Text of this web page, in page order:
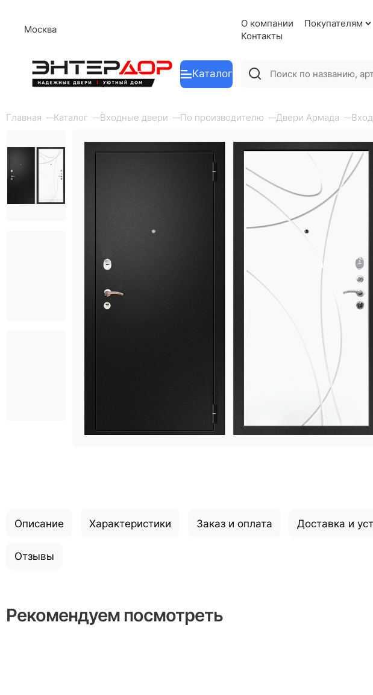
Москва
О компании Покупателям
Контакты
Каталог
Главная Каталог Входные двери По производителю Двери Армада
Описание Характеристики Заказ и оплата Доставка и
Отзывы
Рекомендуем посмотреть